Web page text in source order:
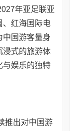
年亚足联亚
、红海国际电
中国游客量身
浸式的旅游体
与娱乐的独特
推出对中国游